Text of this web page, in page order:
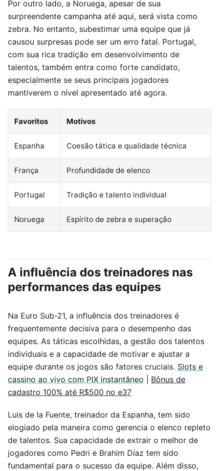
Por outro lado, a Noruega, apesar de sua
surpreendente campanha até aqui, será vista como
zebra. No entanto, subestimar uma equipe que já
causou surpresas pode ser um erro fatal. Portugal,
com sua rica tradição em desenvolvimento de
talentos, também entra como forte candidato,
especialmente se seus principais jogadores
mantiverem o nível apresentado até agora.
Favoritos Motivos
Espanha Coesão tática e qualidade técnica
França Profundidade de elenco
Portugal Tradição e talento individual
Noruega Espírito de zebra e superação
A influência dos treinadores nas
performances das equipes
Na Euro Sub-21, a influência dos treinadores é
frequentemente decisiva para o desempenho das
equipes. As táticas escolhidas, a gestão dos talentos
individuais e a capacidade de motivar e ajustar a
equipe durante os jogos são fatores cruciais. Slots e
cassino ao vivo com PIX instantâneo
Bônus de
cadastro 100% até R$500 no e37
Luis de la Fuente, treinador da Espanha, tem sido
elogiado pela maneira como gerencia o elenco repleto
de talentos. Sua capacidade de extrair o melhor de
jogadores como Pedri e Brahim Díaz tem sido
fundamental para o sucesso da equipe. Além disso,